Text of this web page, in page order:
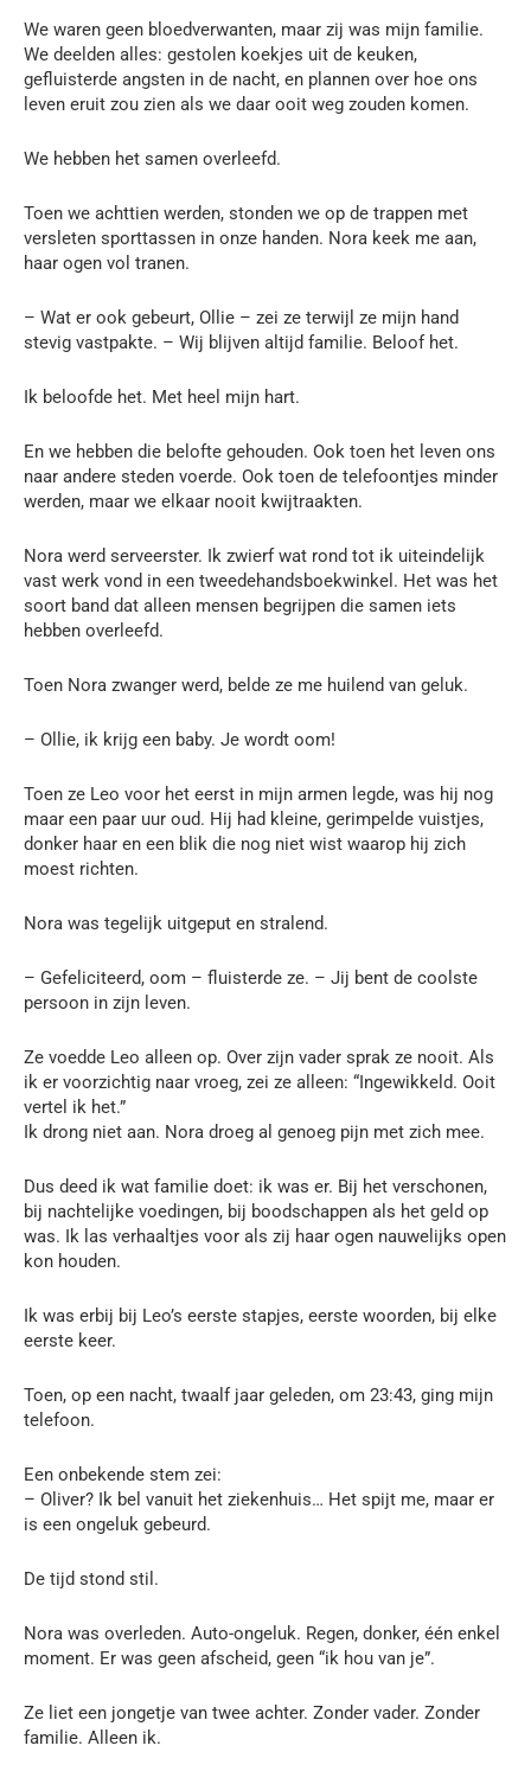
We waren geen bloedverwanten, maar zij was mijn familie.
We deelden alles: gestolen koekjes uit de keuken,
gefluisterde angsten in de nacht, en plannen over hoe ons
leven eruit zou zien als we daar ooit weg zouden komen.
We hebben het samen overleefd.
Toen we achttien werden, stonden we op de trappen met
versleten sporttassen in onze handen. Nora keek me aan,
haar ogen vol tranen.
– Wat er ook gebeurt, Ollie – zei ze terwijl ze mijn hand
stevig vastpakte. – Wij blijven altijd familie. Beloof het.
Ik beloofde het. Met heel mijn hart.
En we hebben die belofte gehouden. Ook toen het leven ons
naar andere steden voerde. Ook toen de telefoontjes minder
werden, maar we elkaar nooit kwijtraakten.
Nora werd serveerster. Ik zwierf wat rond tot ik uiteindelijk
vast werk vond in een tweedehandsboekwinkel. Het was het
soort band dat alleen mensen begrijpen die samen iets
hebben overleefd.
Toen Nora zwanger werd, belde ze me huilend van geluk.
– Ollie, ik krijg een baby. Je wordt oom!
Toen ze Leo voor het eerst in mijn armen legde, was hij nog
maar een paar uur oud. Hij had kleine, gerimpelde vuistjes,
donker haar en een blik die nog niet wist waarop hij zich
moest richten.
Nora was tegelijk uitgeput en stralend.
– Gefeliciteerd, oom – fluisterde ze. – Jij bent de coolste
persoon in zijn leven.
Ze voedde Leo alleen op. Over zijn vader sprak ze nooit. Als
ik er voorzichtig naar vroeg, zei ze alleen: “Ingewikkeld. Ooit
vertel ik het.”
Ik drong niet aan. Nora droeg al genoeg pijn met zich mee.
Dus deed ik wat familie doet: ik was er. Bij het verschonen,
bij nachtelijke voedingen, bij boodschappen als het geld op
was. Ik las verhaaltjes voor als zij haar ogen nauwelijks open
kon houden.
Ik was erbij bij Leo’s eerste stapjes, eerste woorden, bij elke
eerste keer.
Toen, op een nacht, twaalf jaar geleden, om 23:43, ging mijn
telefoon.
Een onbekende stem zei:
– Oliver? Ik bel vanuit het ziekenhuis… Het spijt me, maar er
is een ongeluk gebeurd.
De tijd stond stil.
Nora was overleden. Auto-ongeluk. Regen, donker, één enkel
moment. Er was geen afscheid, geen “ik hou van je”.
Ze liet een jongetje van twee achter. Zonder vader. Zonder
familie. Alleen ik.